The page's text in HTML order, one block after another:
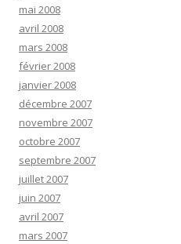
mai 2008
avril 2008
mars 2008
février 2008
janvier 2008
décembre 2007
novembre 2007
octobre 2007
septembre 2007
juillet 2007
juin 2007
avril 2007
mars 2007